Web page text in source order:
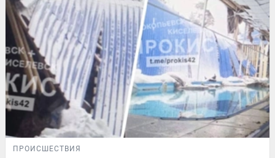
ПРОИСШЕСТВИЯ